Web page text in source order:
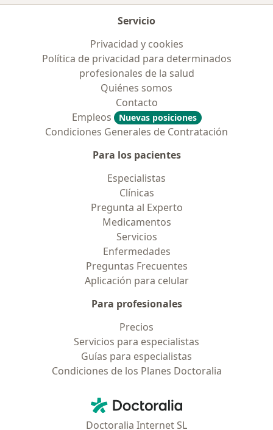
Servicio
Privacidad y cookies
Política de privacidad para determinados
profesionales de la salud
Quiénes somos
Contacto
Empleos
Nuevas posiciones
Condiciones Generales de Contratación
Para los pacientes
Especialistas
Clínicas
Pregunta al Experto
Medicamentos
Servicios
Enfermedades
Preguntas Frecuentes
Aplicación para celular
Para profesionales
Precios
Servicios para especialistas
Guías para especialistas
Condiciones de los Planes Doctoralia
Doctoralia - Página de inicio
Doctoralia Internet SL